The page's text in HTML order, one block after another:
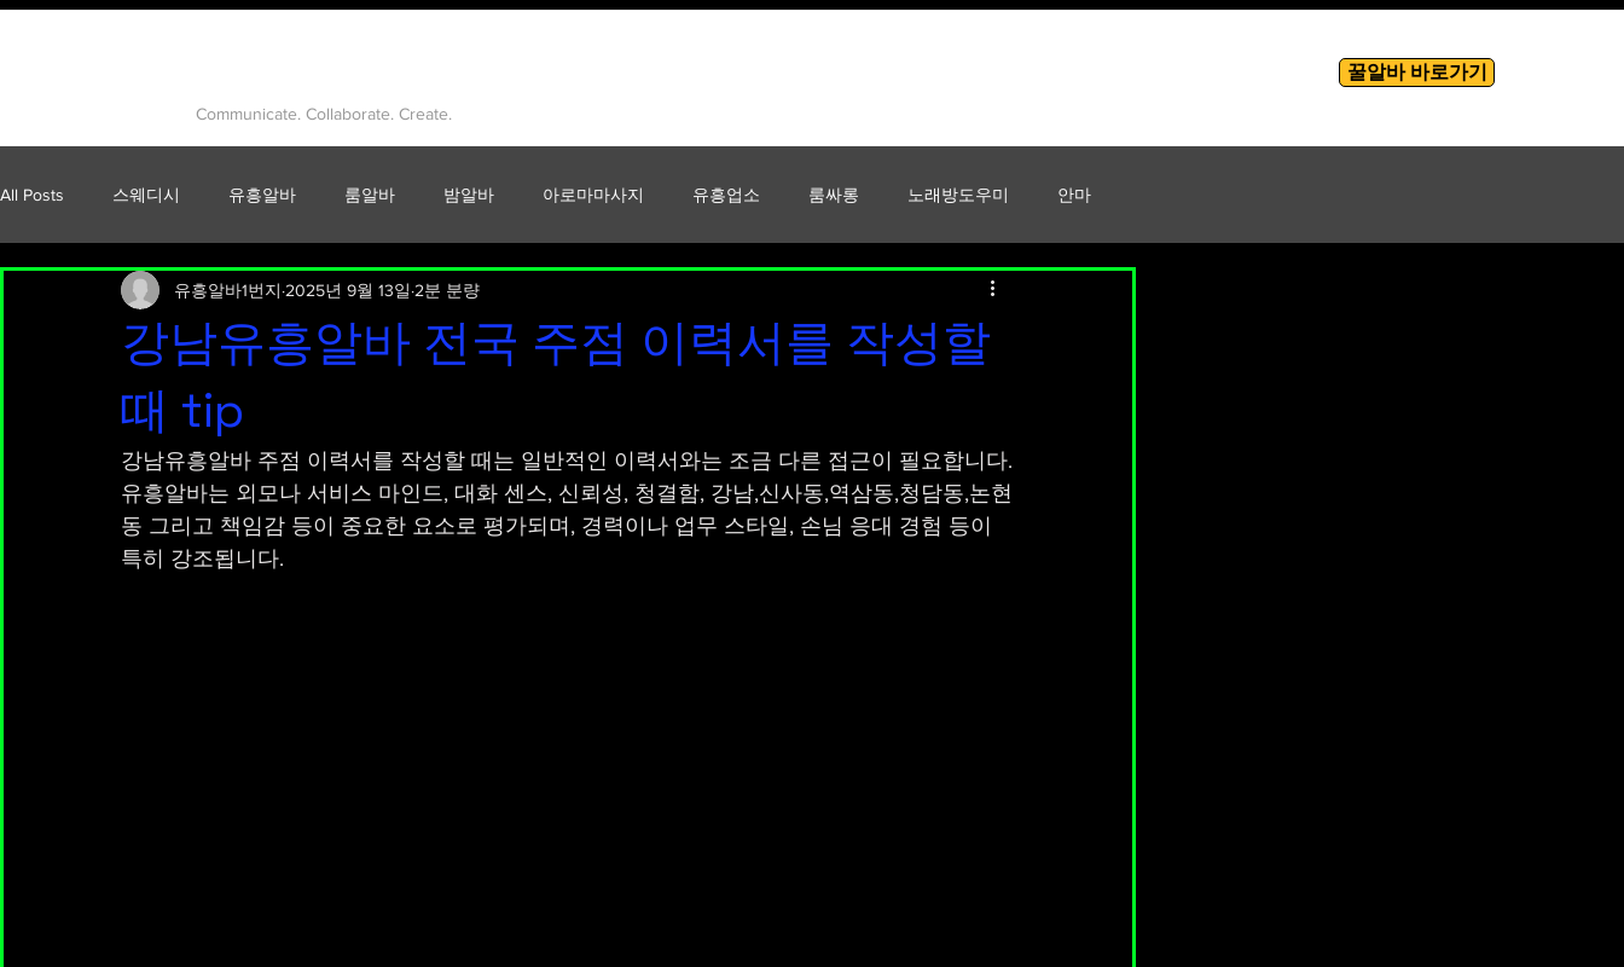
Communicate. Collaborate. Create.
꿀알바 바로가기
All Posts 스웨디시 유흥알바 룸알바 밤알바 아로마마사지 유흥업소 룸싸롱 노래방도우미 안마
건전마사지 건마 고수익알바 강남룸알바 강남유흥알바
여성들 여성남성 인천스웨디시
강남유흥알바 전국 주점 이력서를 작성할
때 tip
유흥알바1번지 2025년 9월 13일 2분 분량
강남유흥알바 주점 이력서를 작성할 때는 일반적인 이력서와는 조금 다른 접근이 필요합니다.
유흥알바는 외모나 서비스 마인드, 대화 센스, 신뢰성, 청결함, 강남,신사동,역삼동,청담동,논현
동 그리고 책임감 등이 중요한 요소로 평가되며, 경력이나 업무 스타일, 손님 응대 경험 등이
특히 강조됩니다.